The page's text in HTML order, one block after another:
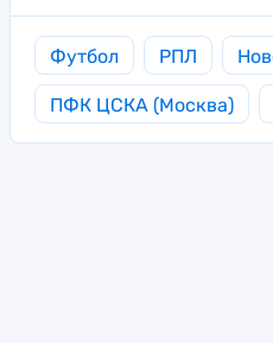
Футбол РПЛ
ПФК ЦСКА (Москва)